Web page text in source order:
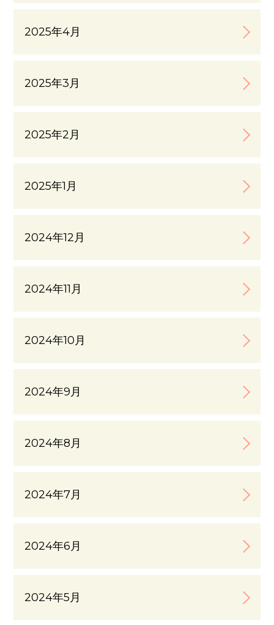
2025年4月
2025年3月
2025年2月
2025年1月
2024年12月
2024年11月
2024年10月
2024年9月
2024年8月
2024年7月
2024年6月
2024年5月